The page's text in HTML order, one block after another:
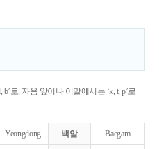
b’로, 자음 앞이나 어말에서는 ‘k, t, p’로
Yeongdong 백암 Baegam